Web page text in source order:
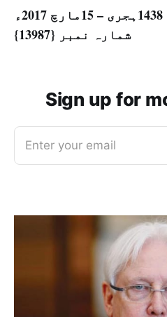
بدھ 16 جمادی الثانی 1438ہجری – 15مارچ 2017ء
شمارہ نمبر {13987}
Sign up for
Enter your email